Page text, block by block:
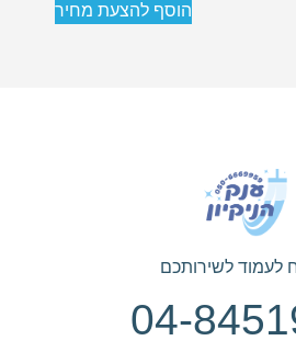
הוסף להצעת מחיר
לעמוד לשירותכם
04-